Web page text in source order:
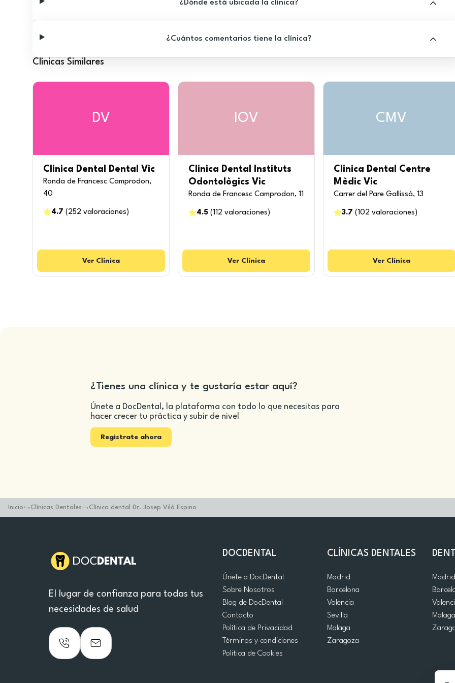
¿Dónde está ubicada la clínica?
¿Cuántos comentarios tiene la clínica?
Clínicas Similares
DV
Clinica Dental Dental Vic
Ronda de Francesc Camprodon,
40
4.7 ( 252 valoraciones )
Ver Clínica
IOV
Clinica Dental Instituts
Odontològics Vic
Ronda de Francesc Camprodon, 11
4.5(112 valoraciones )
Ver Clínica
CMV
Clinica Dental Centre
Mèdic Vic
Carrer del Pare Gallissà, 13
3.7 (102 valoraciones )
Ver Clínica
¿Tienes una clínica y te gustaría estar aquí?
Únete a DocDental, la plataforma con todo lo que necesitas para
hacer crecer tu práctica y subir de nivel
Registrate ahora
Inicio Clínicas Dentales Clínica dental Dr. Josep Vilà Espino
El lugar de confianza para todas tus
necesidades de salud
DOCDENTAL
Únete a DocDental
Sobre Nosotros
Blog de DocDental
Contacto
Política de Privacidad
Términos y condiciones
Politica de Cookies
CLÍNICAS DENTALES
Madrid
Barcelona
Valencia
Sevilla
Malaga
Zaragoza
Madrid
Malaga